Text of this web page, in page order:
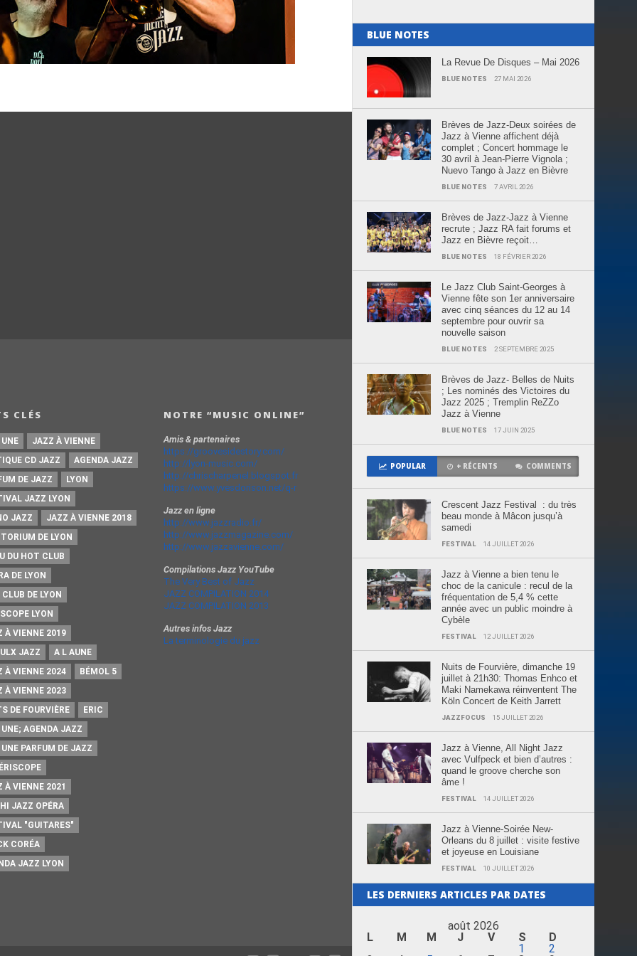
BLUE NOTES
La Revue De Disques – Mai 2026
BLUE NOTES 27 MAI 2026
Brèves de Jazz-Deux soirées de
Jazz à Vienne affichent déjà
complet ; Concert hommage le
30 avril à Jean-Pierre Vignola ;
Nuevo Tango à Jazz en Bièvre
BLUE NOTES 7 AVRIL 2026
Brèves de Jazz-Jazz à Vienne
recrute ; Jazz RA fait forums et
Jazz en Bièvre reçoit…
BLUE NOTES 18 FÉVRIER 2026
Le Jazz Club Saint-Georges à
Vienne fête son 1er anniversaire
avec cinq séances du 12 au 14
septembre pour ouvrir sa
nouvelle saison
BLUE NOTES 2 SEPTEMBRE 2025
Brèves de Jazz- Belles de Nuits
; Les nominés des Victoires du
Jazz 2025 ; Tremplin ReZZo
Jazz à Vienne
BLUE NOTES 17 JUIN 2025
POPULAR + RÉCENTS COMMENTS
Crescent Jazz Festival : du très
beau monde à Mâcon jusqu’à
samedi
FESTIVAL 14 JUILLET 2026
Jazz à Vienne a bien tenu le
choc de la canicule : recul de la
fréquentation de 5,4 % cette
année avec un public moindre à
Cybèle
FESTIVAL 12 JUILLET 2026
Nuits de Fourvière, dimanche 19
juillet à 21h30: Thomas Enhco et
Maki Namekawa réinventent The
Köln Concert de Keith Jarrett
JAZZFOCUS 15 JUILLET 2026
Jazz à Vienne, All Night Jazz
avec Vulfpeck et bien d’autres :
quand le groove cherche son
âme !
FESTIVAL 14 JUILLET 2026
Jazz à Vienne-Soirée New-
Orleans du 8 juillet : visite festive
et joyeuse en Louisiane
FESTIVAL 10 JUILLET 2026
LES DERNIERS ARTICLES PAR DATES
août 2026
L
M M J V S
D
1
2
CLÉS
JAZZ À VIENNE
CD JAZZ
AGENDA JAZZ
DE JAZZ
LYON
JAZZ LYON
JAZZ
JAZZ À VIENNE 2018
DE LYON
DU HOT CLUB
DE LYON
DE LYON
LYON
À VIENNE 2019
JAZZ
A L AUNE
À VIENNE 2024
BÉMOL 5
À VIENNE 2023
DE FOURVIÈRE
ERIC
AGENDA JAZZ
PARFUM DE JAZZ
À VIENNE 2021
JAZZ OPÉRA
"GUITARES"
CORÉA
JAZZ LYON
NOTRE “MUSIC ONLINE”
Amis & partenaires
https://groovesidestory.com/
http://lyon-music.com/
http://chrischarpenel.blogspot.fr
https://www.yvesdorison.net/q-r
Jazz en ligne
http://www.jazzradio.fr/
http://www.jazzmagazine.com/
http://www.jazzavienne.com/
Compilations Jazz YouTube
The Very Best of Jazz
JAZZ COMPILATION 2014
JAZZ COMPILATION 2013
Autres infos Jazz
La terminologie du jazz